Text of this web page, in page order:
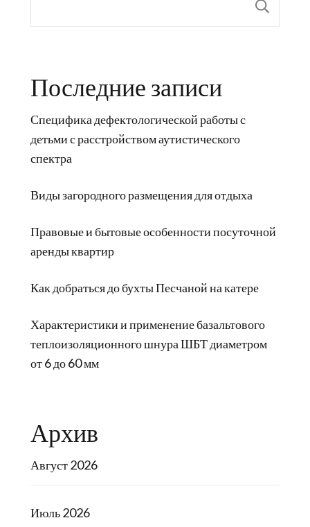
Последние записи
Специфика дефектологической работы с
детьми с расстройством аутистического
спектра
Виды загородного размещения для отдыха
Правовые и бытовые особенности посуточной
аренды квартир
Как добраться до бухты Песчаной на катере
Характеристики и применение базальтового
теплоизоляционного шнура ШБТ диаметром
от 6 до 60 мм
Архив
Август 2026
Июль 2026